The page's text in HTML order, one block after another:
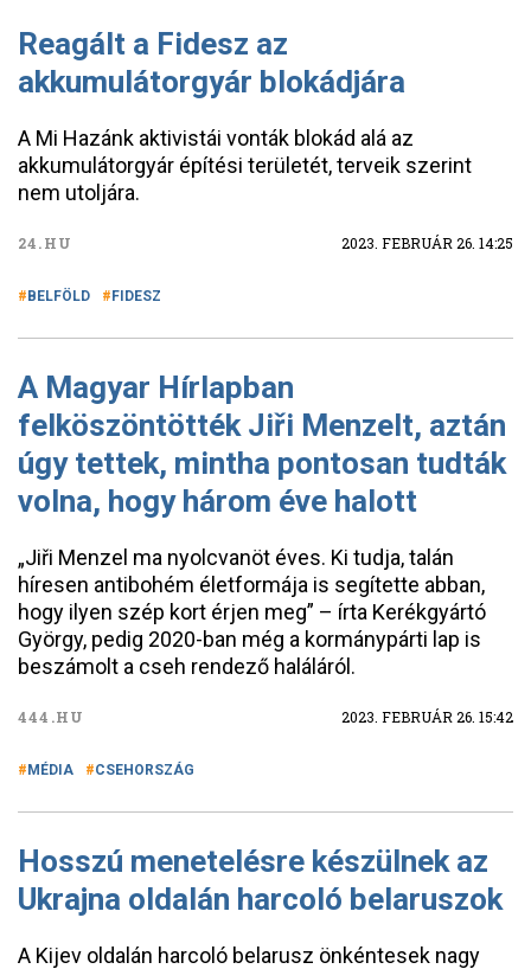
Reagált a Fidesz az
akkumulátorgyár blokádjára
A Mi Hazánk aktivistái vonták blokád alá az
akkumulátorgyár építési területét, terveik szerint
nem utoljára.
24.HU 2023. FEBRUÁR 26. 14:25
BELFÖLD FIDESZ
A Magyar Hírlapban
felköszöntötték Jiři Menzelt, aztán
úgy tettek, mintha pontosan tudták
volna, hogy három éve halott
„Jiři Menzel ma nyolcvanöt éves. Ki tudja, talán
híresen antibohém életformája is segítette abban,
hogy ilyen szép kort érjen meg” – írta Kerékgyártó
György, pedig 2020-ban még a kormánypárti lap is
beszámolt a cseh rendező haláláról.
444.HU 2023. FEBRUÁR 26. 15:42
MÉDIA CSEHORSZÁG
Hosszú menetelésre készülnek az
Ukrajna oldalán harcoló belaruszok
A Kijev oldalán harcoló belarusz önkéntesek nagy